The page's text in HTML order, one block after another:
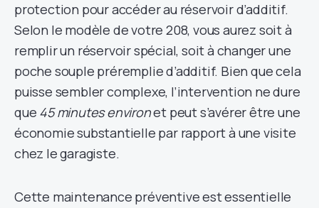
protection pour accéder au réservoir d’additif.
Selon le modèle de votre 208, vous aurez soit à
remplir un réservoir spécial, soit à changer une
poche souple préremplie d’additif. Bien que cela
puisse sembler complexe, l’intervention ne dure
que 45 minutes environet peut s’avérer être une
économie substantielle par rapport à une visite
chez le garagiste.
Cette maintenance préventive est essentielle